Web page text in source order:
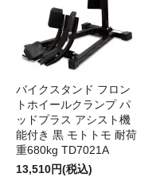
バイクスタンド フロン
トホイールクランプ パ
ッドプラス アシスト機
能付き 黒 モトトモ 耐荷
重680kg TD7021A
13,510円(税込)